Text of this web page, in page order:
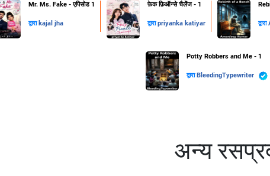
Mr. Ms. Fake - एपिसोड 1
द्वारा kajal jha
फ़ेक फ़िऑन्से चैलेंज - 1
द्वाराpriyanka katiyar द्वारा
Potty Robbers and Me - 1
द्वारा BleedingTypewriter
अन्य